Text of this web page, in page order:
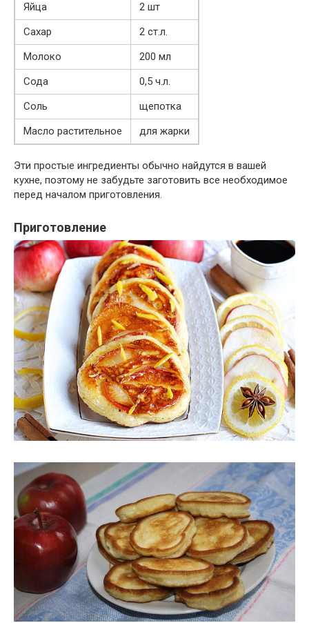
Яйца
2 шт
Сахар
2 ст.л.
Молоко
200 мл
Сода
0,5 ч.л.
Соль
щепотка
Масло растительное
для жарки
Эти простые ингредиенты обычно найдутся в вашей
кухне, поэтому не забудьте заготовить все необходимое
перед началом приготовления.
Приготовление